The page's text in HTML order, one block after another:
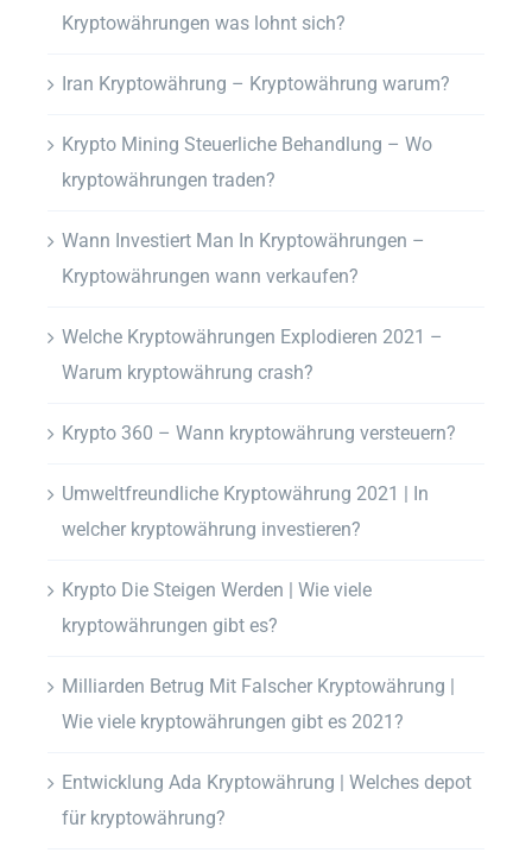
Kryptowährungen was lohnt sich?
Iran Kryptowährung – Kryptowährung warum?
Krypto Mining Steuerliche Behandlung – Wo
kryptowährungen traden?
Wann Investiert Man In Kryptowährungen –
Kryptowährungen wann verkaufen?
Welche Kryptowährungen Explodieren 2021 –
Warum kryptowährung crash?
Krypto 360 – Wann kryptowährung versteuern?
Umweltfreundliche Kryptowährung 2021 | In
welcher kryptowährung investieren?
Krypto Die Steigen Werden | Wie viele
kryptowährungen gibt es?
Milliarden Betrug Mit Falscher Kryptowährung |
Wie viele kryptowährungen gibt es 2021?
Entwicklung Ada Kryptowährung | Welches depot
für kryptowährung?